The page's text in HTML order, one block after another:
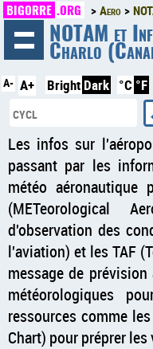
BIGORRE .ORG Aero
NOTAM et
Charlo
A- A+ Bright Dark °C °F
Les infos sur
passant par les
météo aéronautique
(METeorological
d'observation des
l'aviation) et les TAF
message de
météorologiques
ressources comme
Chart) pour préprer les